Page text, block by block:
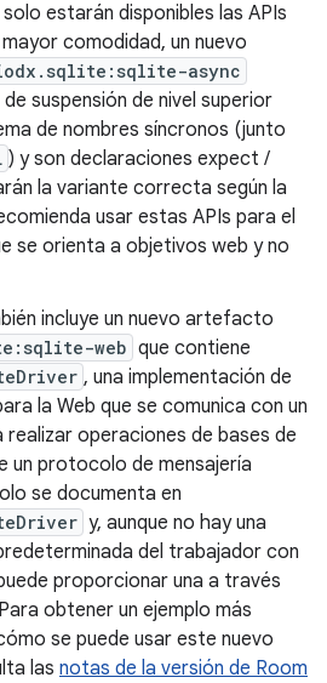
estarán disponibles las APIs
comodidad, un nuevo
async
suspensión de nivel superior
de nombres síncronos (junto
) y son declaraciones expect /
la variante correcta según la
usar estas APIs para el
se orienta a objetivos web y no
incluye un nuevo artefacto
web que contiene
, una implementación de
la Web que se comunica con un
realizar operaciones de bases de
un protocolo de mensajería
se documenta en
y, aunque no hay una
del trabajador con
proporcionar una a través
obtener un ejemplo más
se puede usar este nuevo
las notas de la versión de Room